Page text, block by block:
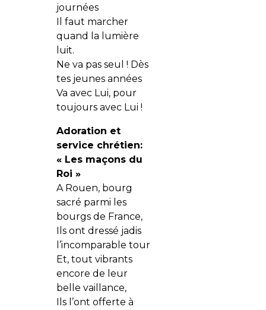
journées
Il faut marcher
quand la lumière
luit.
Ne va pas seul ! Dès
tes jeunes années
Va avec Lui, pour
toujours avec Lui !
Adoration et
service chrétien:
« Les maçons du
Roi »
A Rouen, bourg
sacré parmi les
bourgs de France,
Ils ont dressé jadis
l’incomparable tour
Et, tout vibrants
encore de leur
belle vaillance,
Ils l’ont offerte à